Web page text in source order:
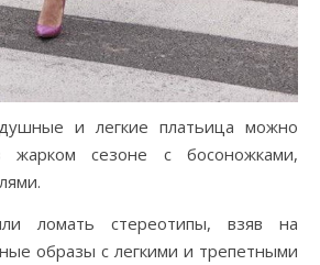
и легкие платьица можно
жарком сезоне с босоножками,
ломать стереотипы, взяв на
образы с легкими и трепетными